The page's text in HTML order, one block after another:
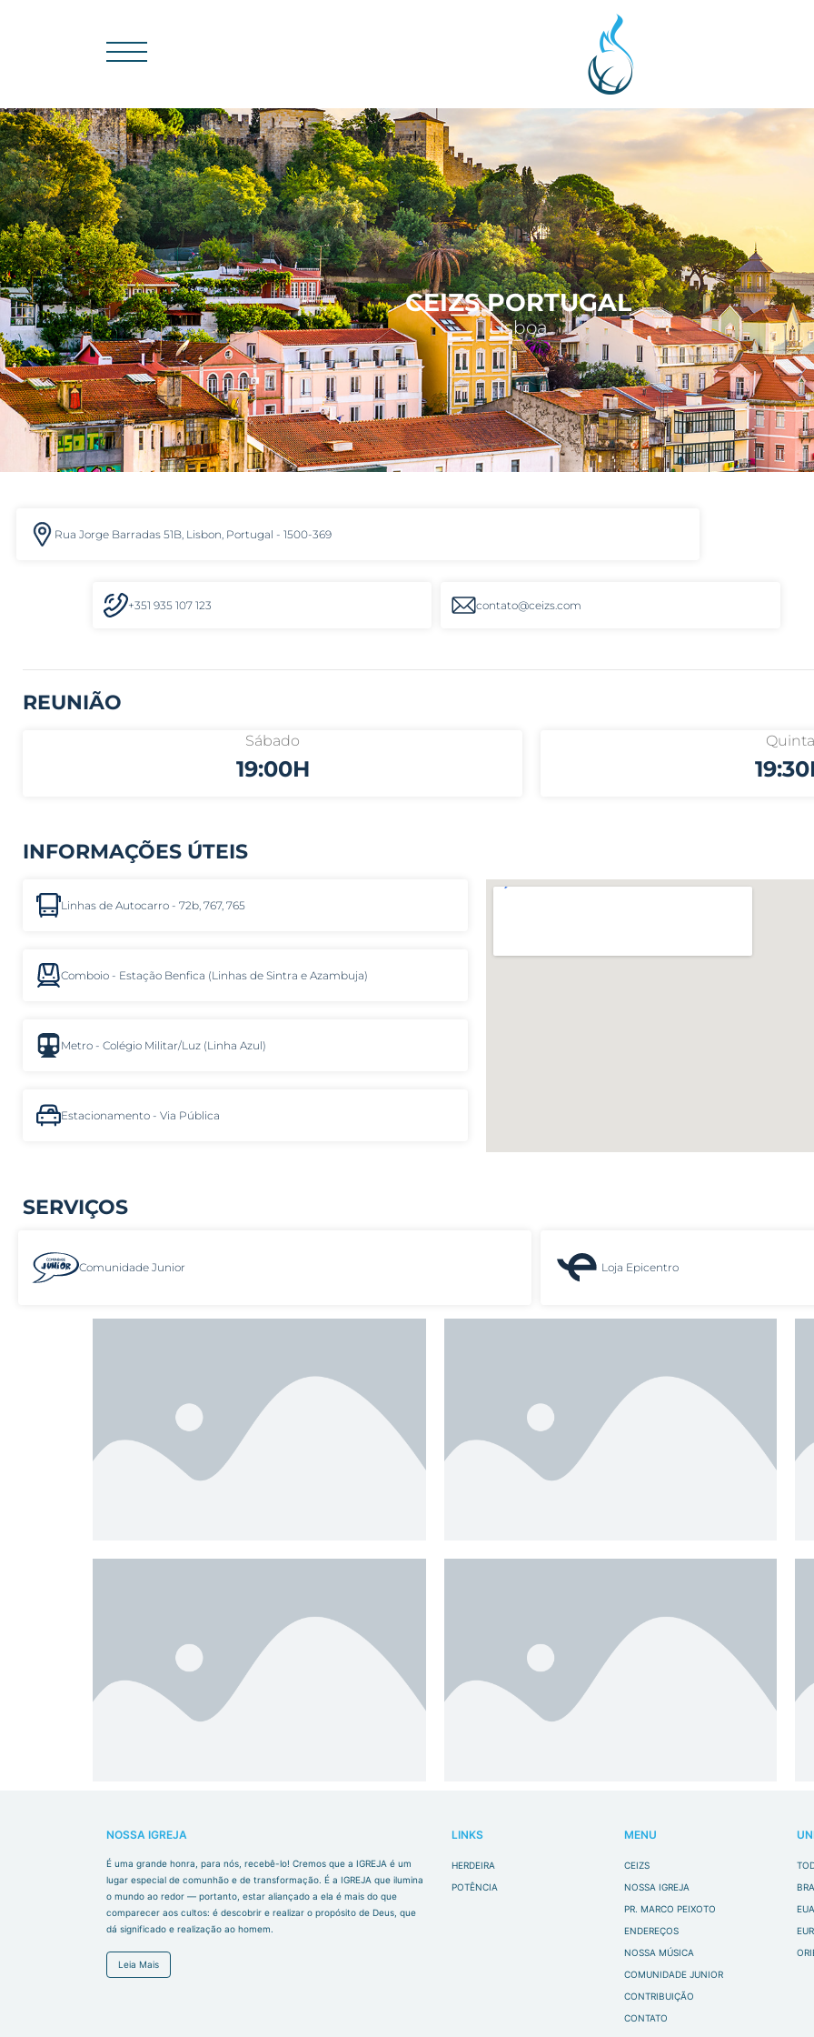
CEIZS PORTUGAL
Lisboa
Rua Jorge Barradas 51B, Lisbon, Portugal - 1500-369
+351 935 107 123 contato@ceizs.com
REUNIÃO
Sábado
19:00H
Quinta
INFORMAÇÕES ÚTEIS
Linhas de Autocarro - 72b, 767, 765
Comboio - Estação Benfica (Linhas de Sintra e Azambuja)
Metro - Colégio Militar/Luz (Linha Azul)
Estacionamento - Via Pública
SERVIÇOS
Comunidade Junior Loja Epicentro
NOSSA IGREJA
É uma grande honra, para nós, recebê-lo! Cremos que a IGREJA é um
lugar especial de comunhão e de transformação. É a IGREJA que ilumina
o mundo ao redor — portanto, estar aliançado a ela é mais do que
comparecer aos cultos: é descobrir e realizar o propósito de Deus, que
dá significado e realização ao homem.
Leia Mais
LINKS
HERDEIRA
POTÊNCIA
MENU
CEIZS
NOSSA IGREJA
PR. MARCO PEIXOTO
ENDEREÇOS
NOSSA MÚSICA
COMUNIDADE JUNIOR
CONTRIBUIÇÃO
CONTATO
EUA